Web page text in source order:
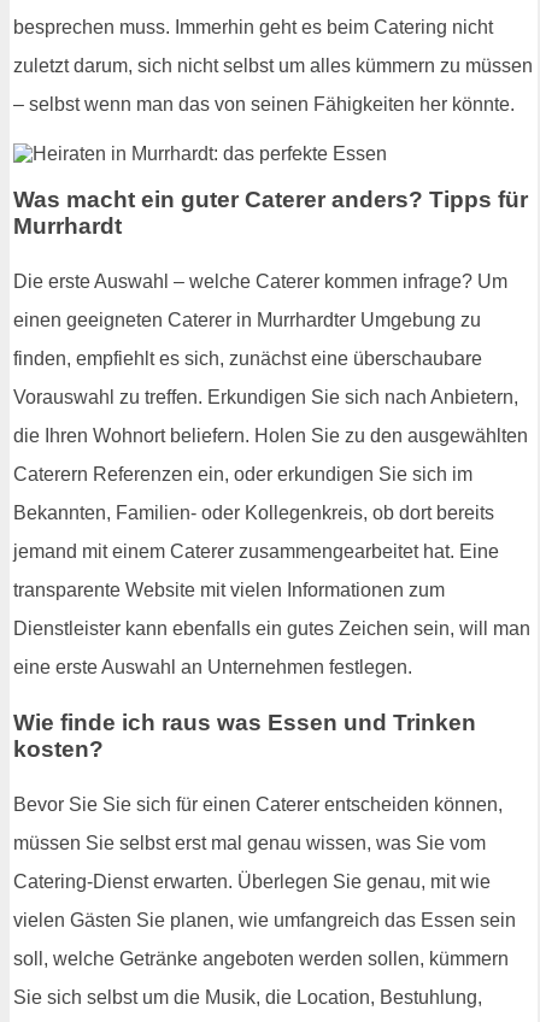
besprechen muss. Immerhin geht es beim Catering nicht
zuletzt darum, sich nicht selbst um alles kümmern zu müssen
– selbst wenn man das von seinen Fähigkeiten her könnte.
Was macht ein guter Caterer anders? Tipps für
Murrhardt
Die erste Auswahl – welche Caterer kommen infrage? Um
einen geeigneten Caterer in Murrhardter Umgebung zu
finden, empfiehlt es sich, zunächst eine überschaubare
Vorauswahl zu treffen. Erkundigen Sie sich nach Anbietern,
die Ihren Wohnort beliefern. Holen Sie zu den ausgewählten
Caterern Referenzen ein, oder erkundigen Sie sich im
Bekannten, Familien- oder Kollegenkreis, ob dort bereits
jemand mit einem Caterer zusammengearbeitet hat. Eine
transparente Website mit vielen Informationen zum
Dienstleister kann ebenfalls ein gutes Zeichen sein, will man
eine erste Auswahl an Unternehmen festlegen.
Wie finde ich raus was Essen und Trinken
kosten?
Bevor Sie Sie sich für einen Caterer entscheiden können,
müssen Sie selbst erst mal genau wissen, was Sie vom
Catering-Dienst erwarten. Überlegen Sie genau, mit wie
vielen Gästen Sie planen, wie umfangreich das Essen sein
soll, welche Getränke angeboten werden sollen, kümmern
Sie sich selbst um die Musik, die Location, Bestuhlung,